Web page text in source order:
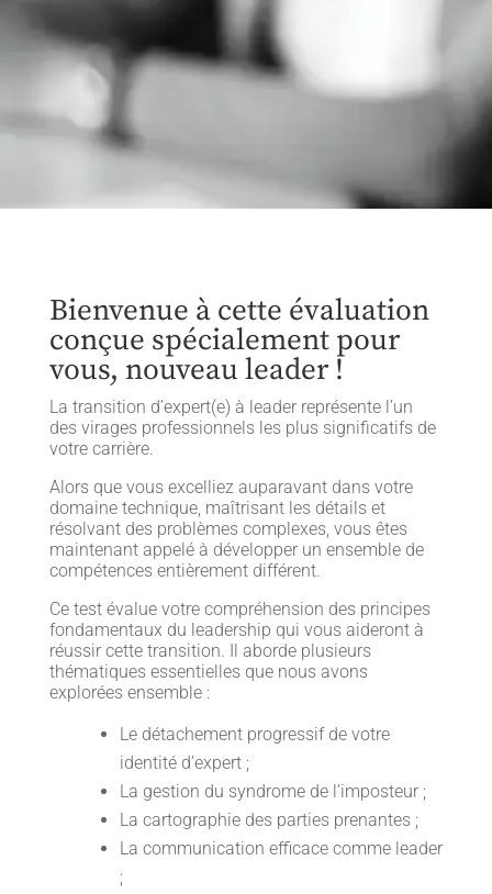
Bienvenue à cette évaluation
conçue spécialement pour
vous, nouveau leader !
La transition d’expert(e) à leader représente l’un
des virages professionnels les plus significatifs de
votre carrière.
Alors que vous excelliez auparavant dans votre
domaine technique, maîtrisant les détails et
résolvant des problèmes complexes, vous êtes
maintenant appelé à développer un ensemble de
compétences entièrement différent.
Ce test évalue votre compréhension des principes
fondamentaux du leadership qui vous aideront à
réussir cette transition. Il aborde plusieurs
thématiques essentielles que nous avons
explorées ensemble :
Le détachement progressif de votre
identité d’expert ;
La gestion du syndrome de l’imposteur ;
La cartographie des parties prenantes ;
La communication efficace comme leader
;